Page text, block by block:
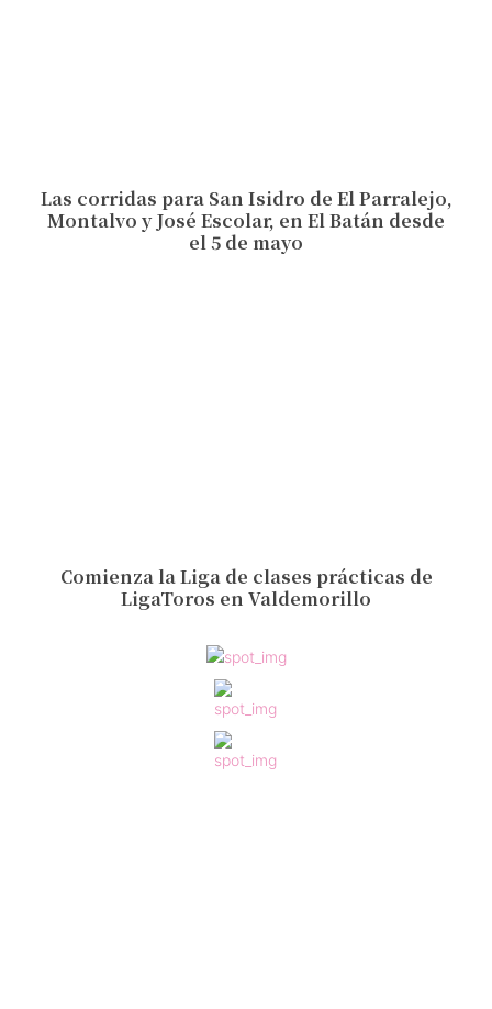
Las corridas para San Isidro de El Parralejo,
Montalvo y José Escolar, en El Batán desde
el 5 de mayo
Comienza la Liga de clases prácticas de
LigaToros en Valdemorillo